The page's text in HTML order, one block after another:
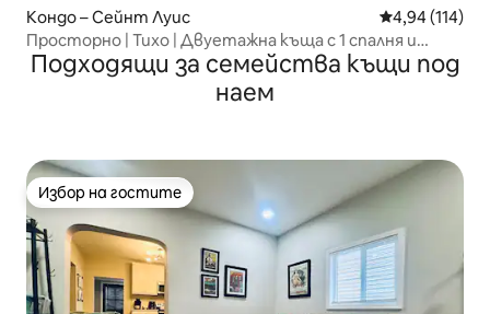
Кондо – Сейнт Луис Средна
4,94 (114)
Просторно | Тихо | Двуетажна къща с 1 спалня и
паркинг!
Подходящи за семейства къщи под
наем
Избор на гостите
Избор на гостите